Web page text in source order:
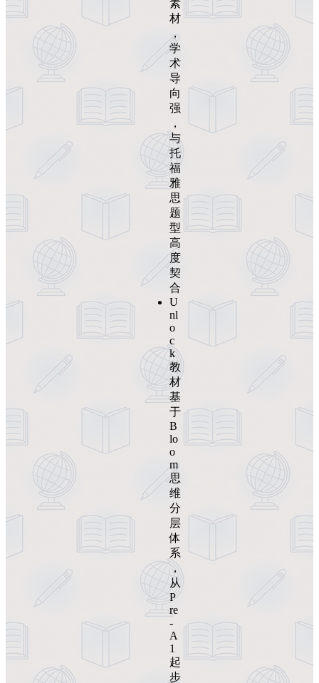
素
材
，
学
术
导
向
强
，
与
托
福
雅
思
题
型
高
度
契
合
U
nl
o
c
k
教
材
基
于
B
lo
o
m
思
维
分
层
体
系
，
从
P
re
-
A
1
起
步